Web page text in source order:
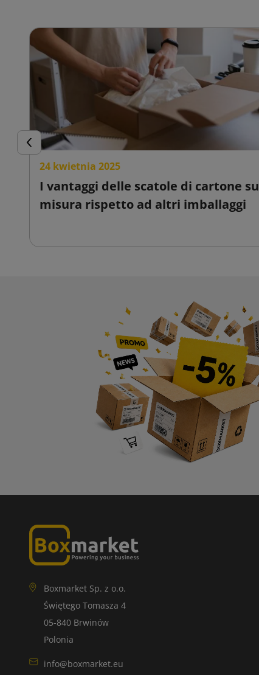
Precedente
24 kwietnia 2025
I vantaggi delle scatole di cartone su
misura rispetto ad altri imballaggi
Boxmarket Sp. z o.o.
Świętego Tomasza 4
05-840 Brwinów
Polonia
info@boxmarket.eu